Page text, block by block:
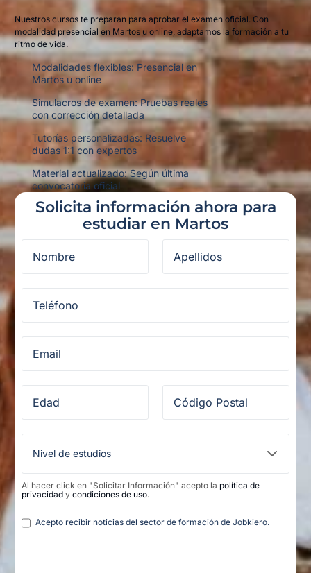
Nuestros cursos te preparan para aprobar el examen oficial. Con
modalidad presencial en Martos u online, adaptamos la formación a tu
ritmo de vida.
Modalidades flexibles: Presencial en
Martos u online
Simulacros de examen: Pruebas reales
con corrección detallada
Tutorías personalizadas: Resuelve
dudas 1:1 con expertos
Material actualizado: Según última
convocatoria oficial
Solicita información ahora para
estudiar en Martos
Al hacer click en "Solicitar Información" acepto la política de
privacidad y condiciones de uso.
Acepto recibir noticias del sector de formación de Jobkiero.